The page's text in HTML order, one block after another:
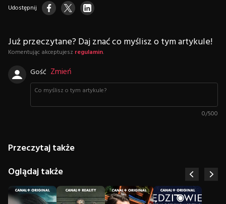
Udostępnij
Już przeczytane? Daj znać co myślisz o tym artykule!
Komentując akceptujesz regulamin.
Gość Zmień
0/500
Przeczytaj także
Oglądaj także